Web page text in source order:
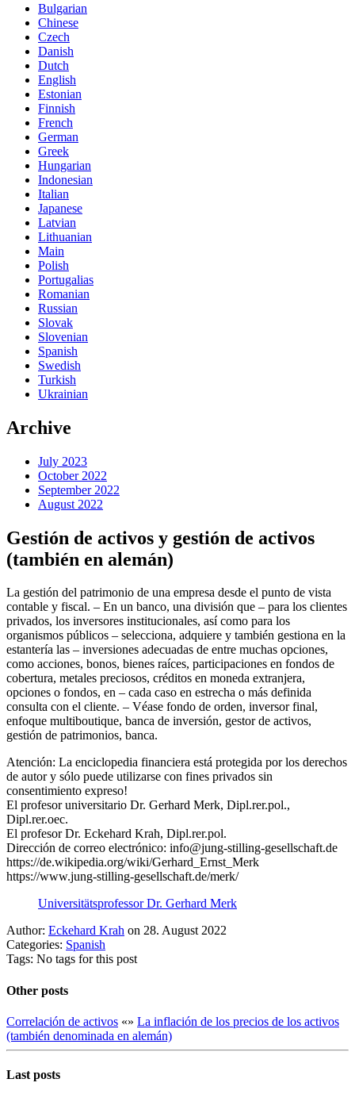
Bulgarian
Chinese
Czech
Danish
Dutch
English
Estonian
Finnish
French
German
Greek
Hungarian
Indonesian
Italian
Japanese
Latvian
Lithuanian
Main
Polish
Portugalias
Romanian
Russian
Slovak
Slovenian
Spanish
Swedish
Turkish
Ukrainian
Archive
July 2023
October 2022
September 2022
August 2022
Gestión de activos y gestión de activos
(también en alemán)
La gestión del patrimonio de una empresa desde el punto de vista
contable y fiscal. – En un banco, una división que – para los clientes
privados, los inversores institucionales, así como para los
organismos públicos – selecciona, adquiere y también gestiona en la
estantería las – inversiones adecuadas de entre muchas opciones,
como acciones, bonos, bienes raíces, participaciones en fondos de
cobertura, metales preciosos, créditos en moneda extranjera,
opciones o fondos, en – cada caso en estrecha o más definida
consulta con el cliente. – Véase fondo de orden, inversor final,
enfoque multiboutique, banca de inversión, gestor de activos,
gestión de patrimonios, banca.
Atención: La enciclopedia financiera está protegida por los derechos
de autor y sólo puede utilizarse con fines privados sin
consentimiento expreso!
El profesor universitario Dr. Gerhard Merk, Dipl.rer.pol.,
Dipl.rer.oec.
El profesor Dr. Eckehard Krah, Dipl.rer.pol.
Dirección de correo electrónico: info@jung-stilling-gesellschaft.de
https://de.wikipedia.org/wiki/Gerhard_Ernst_Merk
https://www.jung-stilling-gesellschaft.de/merk/
Universitätsprofessor Dr. Gerhard Merk
Author: Eckehard Krah on 28. August 2022
Categories: Spanish
Tags: No tags for this post
Other posts
Correlación de activos «» La inflación de los precios de los activos
(también denominada en alemán)
Last posts